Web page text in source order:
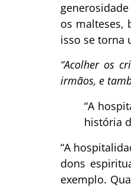
os malteses,
isso se torna
“Acolher os
irmãos, e
“A
história
“A
dons
exemplo.